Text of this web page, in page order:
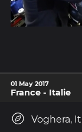
01 May 2017
France - Italie
Voghera,